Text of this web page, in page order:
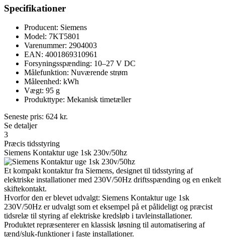
Specifikationer
Producent: Siemens
Model: 7KT5801
Varenummer: 2904003
EAN: 4001869310961
Forsyningsspænding: 10–27 V DC
Målefunktion: Nuværende strøm
Måleenhed: kWh
Vægt: 95 g
Produkttype: Mekanisk timetæller
Seneste pris: 624 kr.
Se detaljer
3
Præcis tidsstyring
Siemens Kontaktur uge 1sk 230v/50hz
Et kompakt kontaktur fra Siemens, designet til tidsstyring af
elektriske installationer med 230V/50Hz driftsspænding og en enkelt
skiftekontakt.
Hvorfor den er blevet udvalgt: Siemens Kontaktur uge 1sk
230V/50Hz er udvalgt som et eksempel på et pålideligt og præcist
tidsrelæ til styring af elektriske kredsløb i tavleinstallationer.
Produktet repræsenterer en klassisk løsning til automatisering af
tænd/sluk-funktioner i faste installationer.